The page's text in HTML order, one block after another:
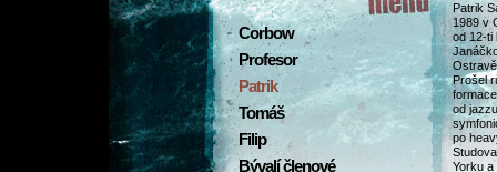
Corbow
Profesor
Patrik
Tomáš
Filip
Bývalí členové
Patrik
1989 v
od 12-ti
Prošel
od
po
Yorku a